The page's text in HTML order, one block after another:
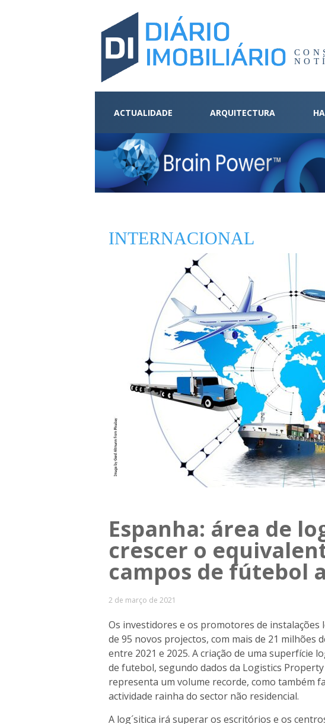
ACTUALIDADE ARQUITECTURA
INTERNACIONAL
Espanha: área de
crescer o
campos de fútebol
2 de março de 2021
Os investidores e os promotores de
de 95 novos projectos, com mais de 21 milhões
entre 2021 e 2025. A criação de uma superfície
de futebol, segundo dados da Logistics Property
representa um volume recorde, como também
actividade rainha do sector não residencial.
A log´sitica irá superar os escritórios e os